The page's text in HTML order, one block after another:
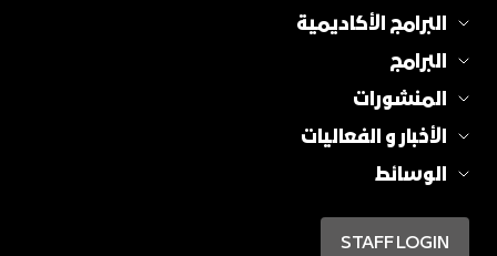
البرامج الأكاديمية
البرامج
المنشورات
الأخبار و الفعاليات
الوسائط
STAFF LOGIN